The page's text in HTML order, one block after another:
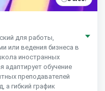
для работы,
или ведения бизнеса в
иностранных
адаптирует обучение
преподавателей
а гибкий график